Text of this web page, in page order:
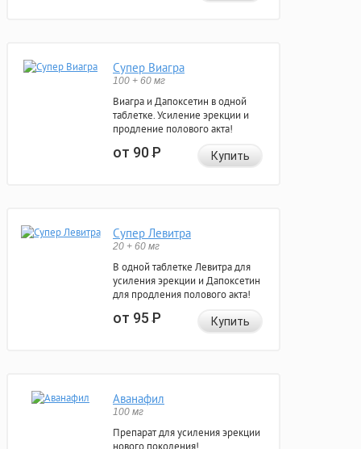
Супер Виагра
100 + 60 мг
Виагра и Дапоксетин в одной
таблетке. Усиление эрекции и
продление полового акта!
от 90Р Купить
Супер Левитра
20 + 60 мг
В одной таблетке Левитра для
усиления эрекции и Дапоксетин
для продления полового акта!
от 95Р Купить
Аванафил
100 мг
Препарат для усиления эрекции